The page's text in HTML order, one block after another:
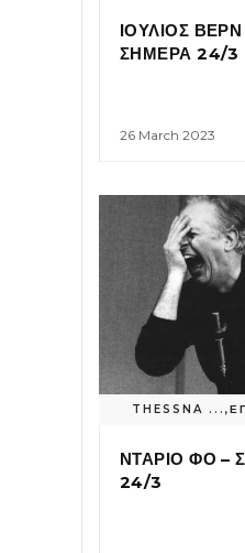
ΙΟΥΛΙΟΣ
ΣΗΜΕΡΑ 24/3
26 March 2023
THESSNA ... ,
ΝΤΑΡΙΟ ΦΟ –
24/3